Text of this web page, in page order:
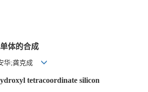
体的合成
华;龚克成
tetracoordinate silicon